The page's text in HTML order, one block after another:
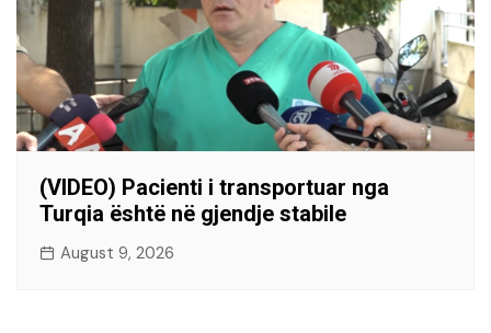
(VIDEO) Pacienti i transportuar nga
Turqia është në gjendje stabile
August 9, 2026